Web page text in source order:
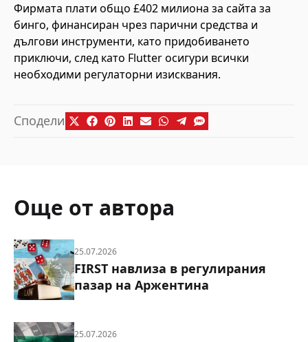
Фирмата плати общо £402 милиона за сайта за
бинго, финансиран чрез парични средства и
дългови инструменти, като придобиването
приключи, след като Flutter осигури всички
необходими регулаторни изисквания.
Сподели
Още от автора
25.07.2026
FIRST навлиза в регулирания
пазар на Аржентина
25.07.2026